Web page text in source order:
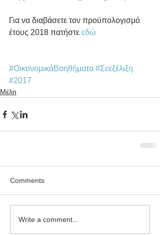
Για να διαβάσετε τον προϋπολογισμό
έτους 2018 πατήστε εδώ
#ΟικονομικάΒοηθήματα #Σεεξέλιξη
#2017
Μέλη
Comments
Write a comment...